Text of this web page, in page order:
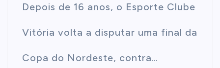
Depois de 16 anos, o Esporte Clube
Vitória volta a disputar uma final da
Copa do Nordeste, contra…